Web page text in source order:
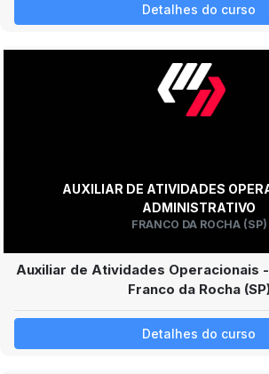
Detalhes do curso
AUXILIAR DE ATIVIDADES
ADMINISTRATIVO
FRANCO DA ROCHA (SP)
Auxiliar de Atividades Operacionais
Franco da Rocha
Detalhes do curso